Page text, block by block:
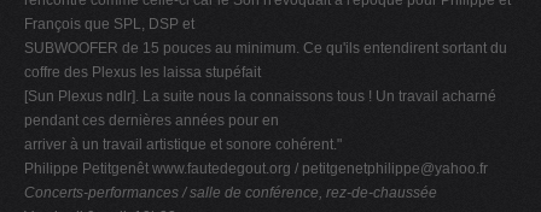
François que SPL, DSP et
SUBWOOFER de 15 pouces au minimum. Ce qu'ils entendirent sortant du
coffre des Plexus les laissa stupéfait
[Sun Plexus ndlr]. La suite nous la connaissons tous ! Un travail acharné
pendant ces dernières années pour en
arriver à un travail artistique et sonore cohérent."
Philippe Petitgenêt www.fautedegout.org / petitgenetphilippe@yahoo.fr
Concerts-performances / salle de conférence, rez-de-chaussée